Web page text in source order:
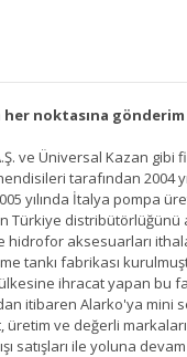
noktasına
ve Üniversal Kazan gibi
tarafından 2004
yılında İtalya pompa
Türkiye distribütörlüğünü
aksesuarları
tankı fabrikası
ihracat yapan bu
itibaren Alarko'ya mini
üretim ve değerli
satışları ile yoluna